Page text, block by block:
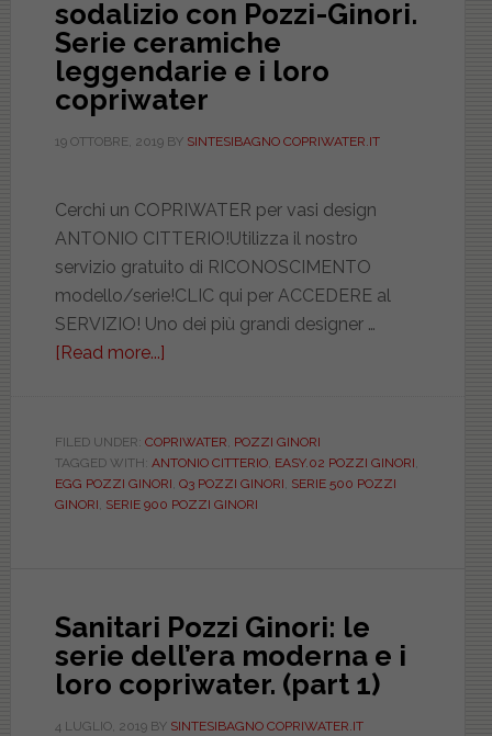
sodalizio con Pozzi-Ginori.
Serie ceramiche
leggendarie e i loro
copriwater
19 OTTOBRE, 2019BY SINTESIBAGNO COPRIWATER.IT
Cerchi un COPRIWATER per vasi design
ANTONIO CITTERIO!Utilizza il nostro
servizio gratuito di RICONOSCIMENTO
modello/serie!CLIC qui per ACCEDERE al
SERVIZIO! Uno dei più grandi designer …
[Read more...]
e
il
sodalizio
ceramiche
leggendarie
e
i
FILED UNDER: COPRIWATER, POZZI GINORI
TAGGED WITH: ANTONIO CITTERIO, EASY.02 POZZI GINORI,
EGG POZZI GINORI, Q3 POZZI GINORI, SERIE 500 POZZI
GINORI, SERIE 900 POZZI GINORI
Sanitari Pozzi Ginori: le
serie dell’era moderna e i
loro copriwater. (part 1)
4 LUGLIO, 2019BY SINTESIBAGNO COPRIWATER.IT